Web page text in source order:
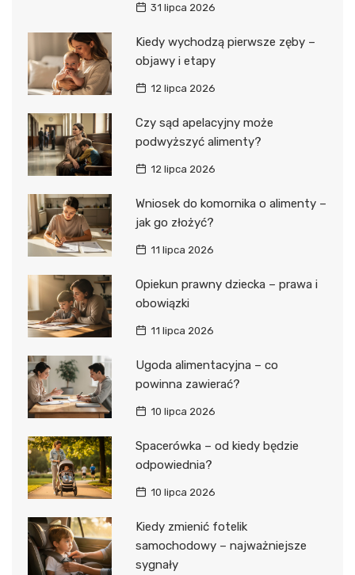
31 lipca 2026
Kiedy wychodzą pierwsze zęby –
objawy i etapy
12 lipca 2026
Czy sąd apelacyjny może
podwyższyć alimenty?
12 lipca 2026
Wniosek do komornika o alimenty –
jak go złożyć?
11 lipca 2026
Opiekun prawny dziecka – prawa i
obowiązki
11 lipca 2026
Ugoda alimentacyjna – co
powinna zawierać?
10 lipca 2026
Spacerówka – od kiedy będzie
odpowiednia?
10 lipca 2026
Kiedy zmienić fotelik
samochodowy – najważniejsze
sygnały